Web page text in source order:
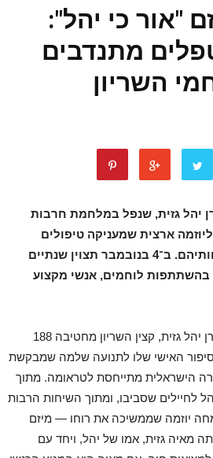
"אור כי יהל":
700 מטפלים מתנדבים
השריון
יהל גזית, שנפל במלחמת חרבות
ארצית שמעניקה טיפולים
נפשיים לחיילים ולמשפחותיהם. ב־4 בנובמבר תצוין שנתיים
לוחמים, אנשי מקצוע
שנתיים לאחר נפילתו של סרן יהל גזית, קצין השריון מחטיבה 188
האישי שלו לתנועה שלמה שמבקשת
הישראלית מתייחסת לטראומה. מתוך
לחיילים שסביבו, ומתוך השיחות הרבות
יוזמה שממשיכה את רוחו — מיזם
מאיה גזית, אמו של יהל, ויחד עם